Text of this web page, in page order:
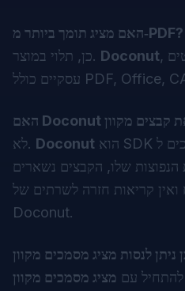
האם מציג תומך ביותר מ‑PDF?
כן, תלוי במוצר. Doconut, לדוגמה, תומך במספר פורמטים
לא. Doconut
הנפוצות שלו, הקבצים נשארים
קריאות חזרה לשרתים של
Doconut.
עם מציג מסמכים מקוון